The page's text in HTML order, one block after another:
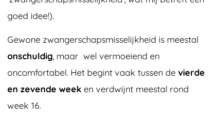
goed idee!).
Gewone zwangerschapsmisselijkheid is meestal
onschuldig, maar wel vermoeiend en
oncomfortabel. Het begint vaak tussen de vierde
en zevende week en verdwijnt meestal rond
week 16.